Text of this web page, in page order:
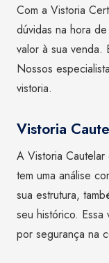
Com a Vistoria
dúvidas na hora
valor à sua venda.
Nossos
vistoria.
Vistoria
A Vistoria
tem uma análise
sua estrutura,
seu histórico.
por segurança na